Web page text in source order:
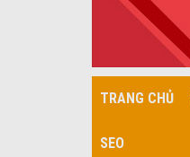
TRANG CHỦ
SEO